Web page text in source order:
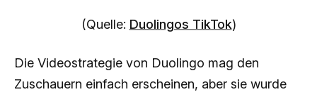
(Quelle: Duolingos TikTok)
Die Videostrategie von Duolingo mag den
Zuschauern einfach erscheinen, aber sie wurde